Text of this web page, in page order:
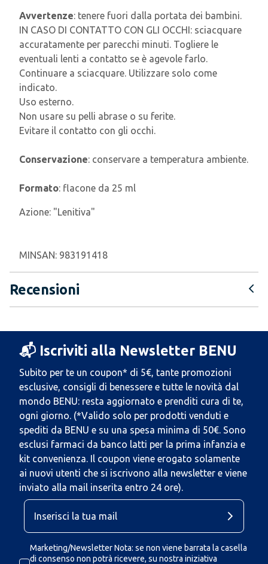
Avvertenze: tenere fuori dalla portata dei bambini.
IN CASO DI CONTATTO CON GLI OCCHI: sciacquare
accuratamente per parecchi minuti. Togliere le
eventuali lenti a contatto se è agevole farlo.
Continuare a sciacquare. Utilizzare solo come
indicato.
Uso esterno.
Non usare su pelli abrase o su ferite.
Evitare il contatto con gli occhi.
Conservazione: conservare a temperatura ambiente.
Formato: flacone da 25 ml
Azione: "Lenitiva"
MINSAN: 983191418
Recensioni
📬 Iscriviti alla Newsletter BENU
Subito per te un coupon* di 5€, tante promozioni
esclusive, consigli di benessere e tutte le novità dal
mondo BENU: resta aggiornato e prenditi cura di te,
ogni giorno. (*Valido solo per prodotti venduti e
spediti da BENU e su una spesa minima di 50€. Sono
esclusi farmaci da banco latti per la prima infanzia e
kit convenienza. Il coupon viene erogato solamente
ai nuovi utenti che si iscrivono alla newsletter e viene
inviato alla mail inserita entro 24 ore).
Marketing/Newsletter Nota: se non viene barrata la casella
di consenso non potrà ricevere, su nostra iniziativa